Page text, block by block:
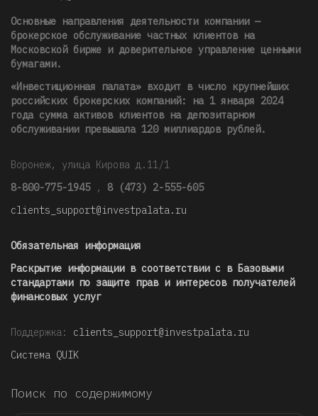
Основные направления деятельности компании —
брокерское обслуживание частных клиентов на
Московской бирже и доверительное управление ценными
бумагами.
«Инвестиционная палата» входит в число крупнейших
российских брокерских компаний: на 1 января 2024
года сумма активов клиентов на депозитарном
обслуживании превышала 120 миллиардов рублей.
Воронеж, улица Кирова д.11/1
8-800-775-1945 , 8 (473) 2-555-605
clients_support@investpalata.ru
Обязательная информация
Раскрытие информации в соответствии с в Базовыми
стандартами по защите прав и интересов получателей
финансовых услуг
Поддержка: clients_support@investpalata.ru
Система QUIK
Поиск по содержимому